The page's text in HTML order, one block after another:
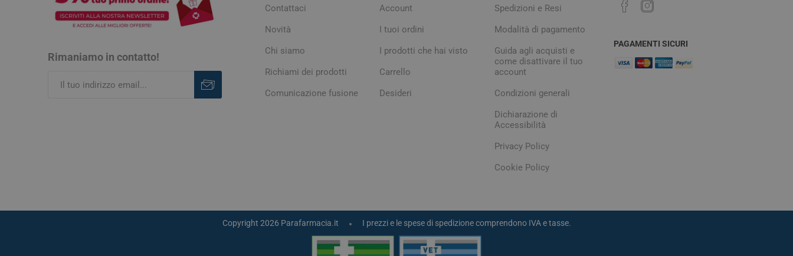
Rimaniamo in contatto!
Contattaci
Novità
Chi siamo
Richiami dei prodotti
Comunicazione fusione
Account
I tuoi ordini
I prodotti che hai visto
Carrello
Desideri
Spedizioni e Resi
Modalità di pagamento
Guida agli acquisti e
come disattivare il tuo
account
Condizioni generali
Dichiarazione di
Accessibilità
Privacy Policy
Cookie Policy
PAGAMENTI SICURI
Copyright 2026 Parafarmacia.it I prezzi e le spese di spedizione comprendono IVA e tasse.